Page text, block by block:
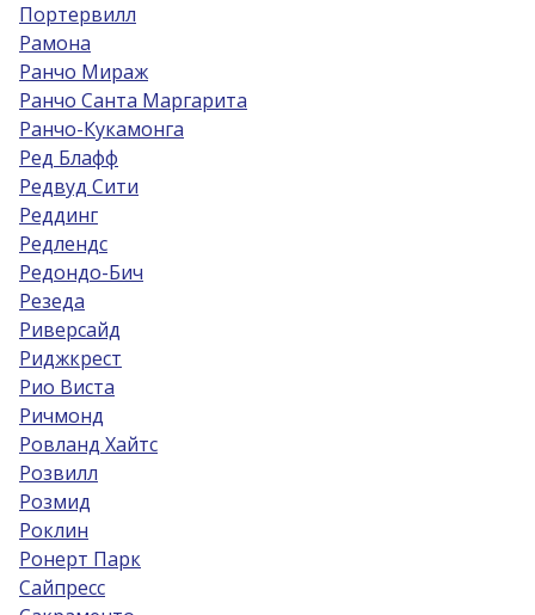
Портервилл
Рамона
Ранчо Мираж
Ранчо Санта Маргарита
Ранчо-Кукамонга
Ред Блафф
Редвуд Сити
Реддинг
Редлендс
Редондо-Бич
Резеда
Риверсайд
Риджкрест
Рио Виста
Ричмонд
Ровланд Хайтс
Розвилл
Розмид
Роклин
Ронерт Парк
Сайпресс